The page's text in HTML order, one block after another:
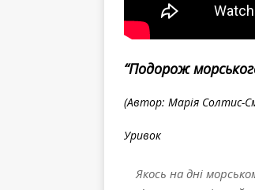
“Подорож
(Автор: Марія Солтис-
Уривок
Якось на дні